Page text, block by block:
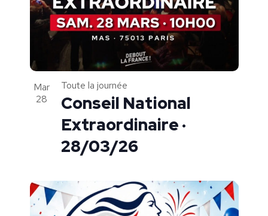
Mar
28
Conseil National
Extraordinaire ·
28/03/26
Toute la journée